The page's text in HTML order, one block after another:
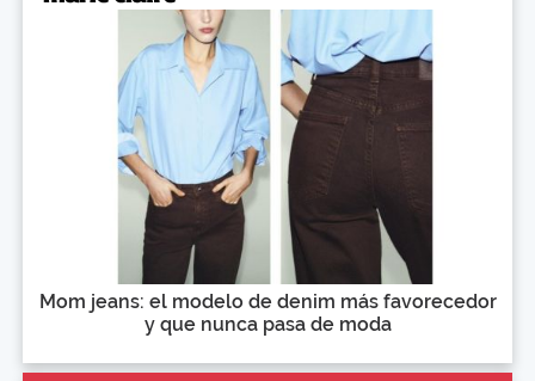
Mom jeans: el modelo de denim más favorecedor
y que nunca pasa de moda